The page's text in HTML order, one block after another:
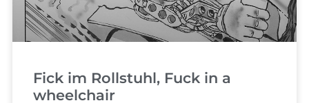
Fick im Rollstuhl, Fuck in a
wheelchair